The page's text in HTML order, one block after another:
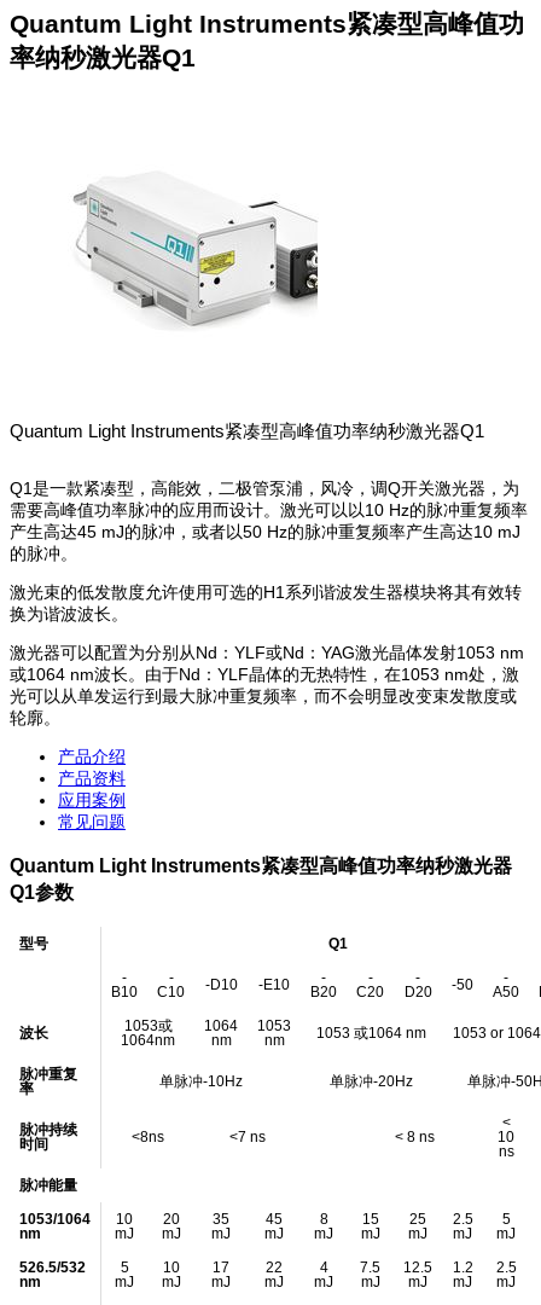
Quantum Light Instruments紧凑型高峰值功
率纳秒激光器Q1
Quantum Light Instruments紧凑型高峰值功率纳秒激光器Q1
Q1是一款紧凑型，高能效，二极管泵浦，风冷，调Q开关激光器，为
需要高峰值功率脉冲的应用而设计。激光可以以10 Hz的脉冲重复频率
产生高达45 mJ的脉冲，或者以50 Hz的脉冲重复频率产生高达10 mJ
的脉冲。
激光束的低发散度允许使用可选的H1系列谐波发生器模块将其有效转
换为谐波波长。
激光器可以配置为分别从Nd：YLF或Nd：YAG激光晶体发射1053 nm
或1064 nm波长。由于Nd：YLF晶体的无热特性，在1053 nm处，激
光可以从单发运行到最大脉冲重复频率，而不会明显改变束发散度或
轮廓。
产品介绍
产品资料
应用案例
常见问题
Quantum Light Instruments紧凑型高峰值功率纳秒激光器
Q1参数
型号
Q1
-
B10
-
C10
-D10 -E10
-
B20
-
C20
-
D20
-50
-
A50
波长
1053或
1064nm
1064
nm
1053
nm
1053 或1064 nm 1053 or
脉冲重复
率
单脉冲-10Hz 单脉冲-20Hz 单脉冲-
脉冲持续
时间
<8ns <7 ns < 8 ns
<
10
ns
脉冲能量
1053/1064
nm
10
mJ
20
mJ
35
mJ
45
mJ
8
mJ
15
mJ
25
mJ
2.5
mJ
5
mJ
526.5/532
nm
5
mJ
10
mJ
17
mJ
22
mJ
4
mJ
7.5
mJ
12.5
mJ
1.2
mJ
2.5
mJ